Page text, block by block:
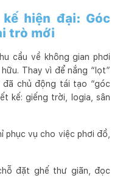
hiện đại: Góc
trò mới
cầu về không gian phơi
Thay vì để nắng “lọt”
đã chủ động tái tạo “góc
kế: giếng trời, logia, sân
phục vụ cho việc phơi đồ,
đặt ghế thư giãn, đọc